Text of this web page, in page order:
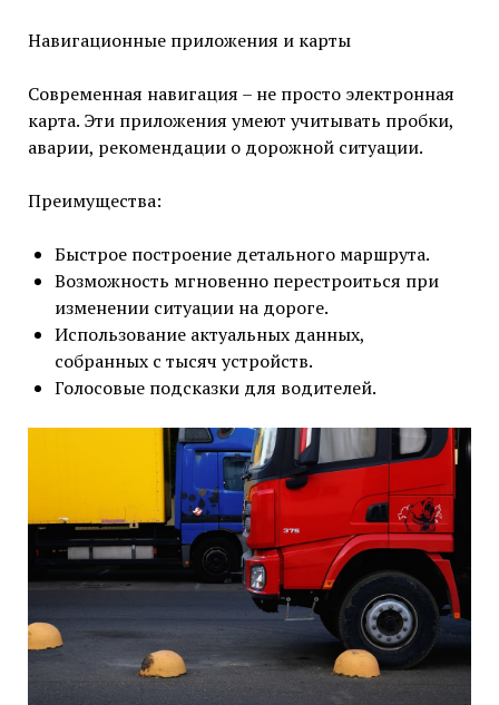
Навигационные приложения и карты
Современная навигация – не просто электронная
карта. Эти приложения умеют учитывать пробки,
аварии, рекомендации о дорожной ситуации.
Преимущества:
Быстрое построение детального маршрута.
Возможность мгновенно перестроиться при
изменении ситуации на дороге.
Использование актуальных данных,
собранных с тысяч устройств.
Голосовые подсказки для водителей.